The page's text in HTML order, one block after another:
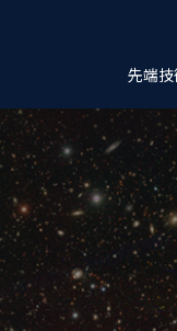
先端